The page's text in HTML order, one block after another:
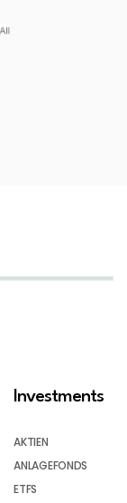
Investments
AKTIEN
ANLAGEFONDS
ETFS